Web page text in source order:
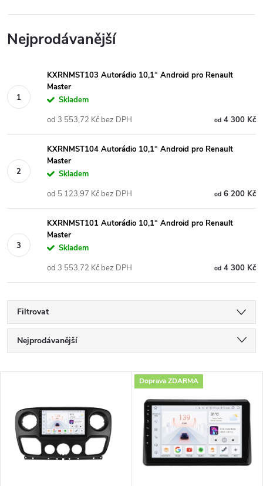
Nejprodávanější
KXRNMST103 Autorádio 10,1“ Android pro Renault
Master
Skladem
od4 300 Kč
od 3 553,72 Kč bez DPH
KXRNMST104 Autorádio 10,1“ Android pro Renault
Master
Skladem
od6 200 Kč
od 5 123,97 Kč bez DPH
KXRNMST101 Autorádio 10,1“ Android pro Renault
Master
Skladem
od4 300 Kč
od 3 553,72 Kč bez DPH
Filtrovat
Ř
a
e
n
Nejprodávanější
Abecedně
ý
p
Doprava ZDARMA